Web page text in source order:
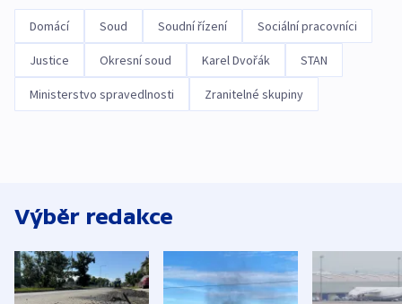
Domácí Soud Soudní řízení Sociální pracovníci
Justice Okresní soud Karel Dvořák STAN
Ministerstvo spravedlnosti Zranitelné skupiny
Výběr redakce